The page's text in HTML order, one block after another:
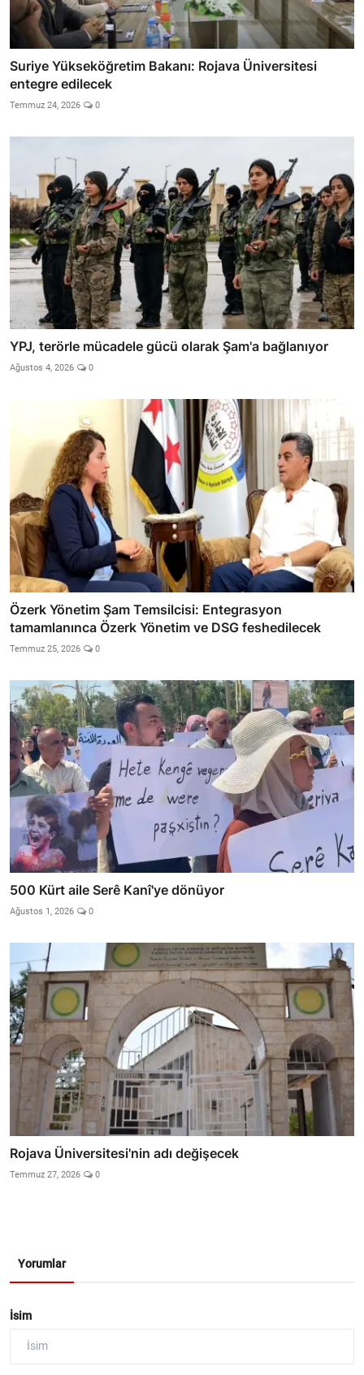
Suriye Yükseköğretim Bakanı: Rojava Üniversitesi
entegre edilecek
Temmuz 24, 2026 0
YPJ, terörle mücadele gücü olarak Şam'a bağlanıyor
Ağustos 4, 2026 0
Özerk Yönetim Şam Temsilcisi: Entegrasyon
tamamlanınca Özerk Yönetim ve DSG feshedilecek
Temmuz 25, 2026 0
500 Kürt aile Serê Kanî'ye dönüyor
Ağustos 1, 2026 0
Rojava Üniversitesi'nin adı değişecek
Temmuz 27, 2026 0
Yorumlar
İsim